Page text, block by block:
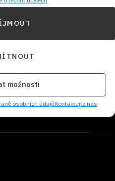
možnosti
osobních údajůKontaktujte nás